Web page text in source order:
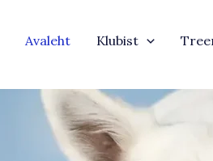
Avaleht Klubist